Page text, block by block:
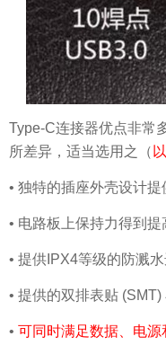
Type-C连接器优点非常
所差异，适当选用之（
• 独特的插座外壳设计
• 电路板上保持力得到
• 提供IPX4等级的防溅
• 提供的双排表贴
• 可同时满足数据、电